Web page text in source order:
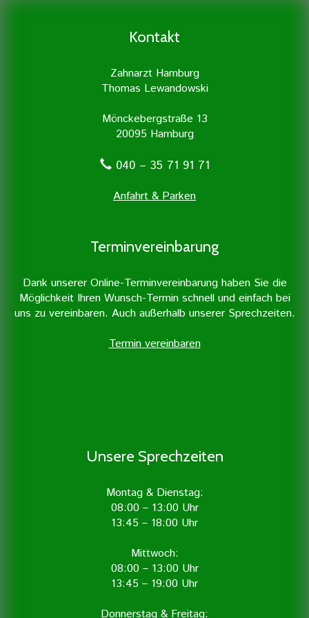
Zahnarztpraxis mit Unterstützung
besonders viel Wert auf Prophylaxe und
professionelle Zahnreinigung.
Kontakt
Zahnarzt Hamburg
Thomas Lewandowski
Mönckebergstraße 13
20095 Hamburg
040 – 35 71 91 71
Anfahrt & Parken
Terminvereinbarung
Dank unserer Online-Terminvereinbarung haben Sie die
Möglichkeit Ihren Wunsch-Termin schnell und einfach bei
uns zu vereinbaren. Auch außerhalb unserer Sprechzeiten.
Termin vereinbaren
Unsere Sprechzeiten
Montag & Dienstag:
08:00 – 13:00 Uhr
13:45 – 18:00 Uhr
Mittwoch:
08:00 – 13:00 Uhr
13:45 – 19:00 Uhr
Donnerstag & Freitag: